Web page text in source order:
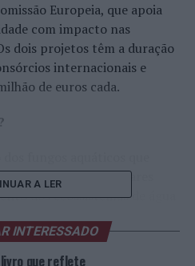
Europeia, que apoia
com impacto nas
dois projetos têm a duração
internacionais e
de euros cada.
nas redes alimentares
dos ecossistemas de água
destes fungos
protegidas da Europa é
A LER
INTERESSADO
livro que reflete